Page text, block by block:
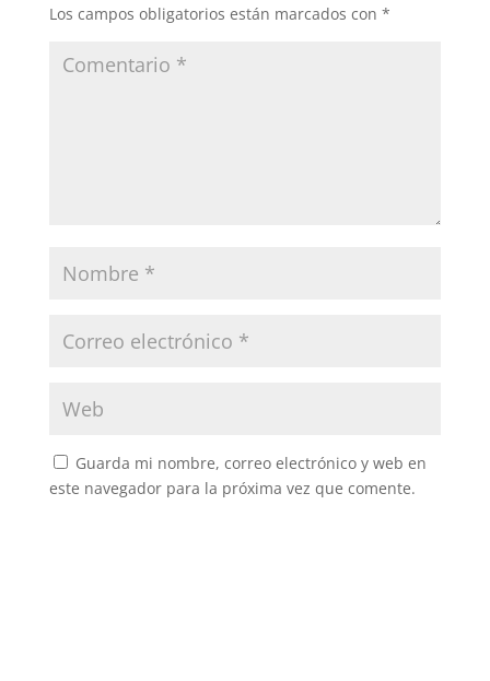
Los campos obligatorios están marcados con *
Guarda mi nombre, correo electrónico y web en
este navegador para la próxima vez que comente.